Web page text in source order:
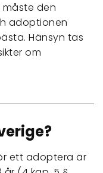
den
adoptionen
Hänsyn tas
om
ett adoptera är